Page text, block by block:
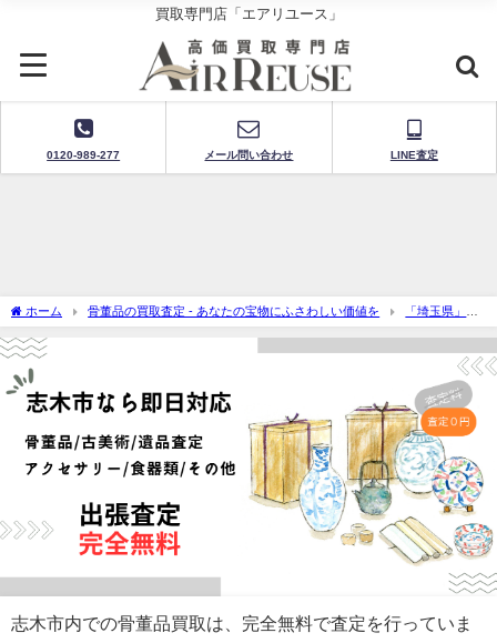
買取専門店「エアリユース」
0120-989-277 メール問い合わせ LINE査定
ホーム 骨董品の買取査定 - あなたの宝物にふさわしい価値を
「埼玉県」骨
董品買取・出張査定
志木市で骨董品買取り-出張査定に迅速対応！
志木市内での骨董品買取は、完全無料で査定を行っていま